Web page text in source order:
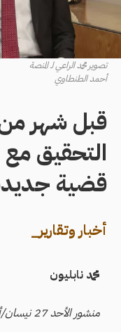
تصوير محمد الراعي لـ المنصة
أحمد الطنطاوي
قبل شهر
التحقيق
قضية
أخبار وتقارير_
محمد نابليون
منشور الأحد 27 نيسان/أبريل 2025